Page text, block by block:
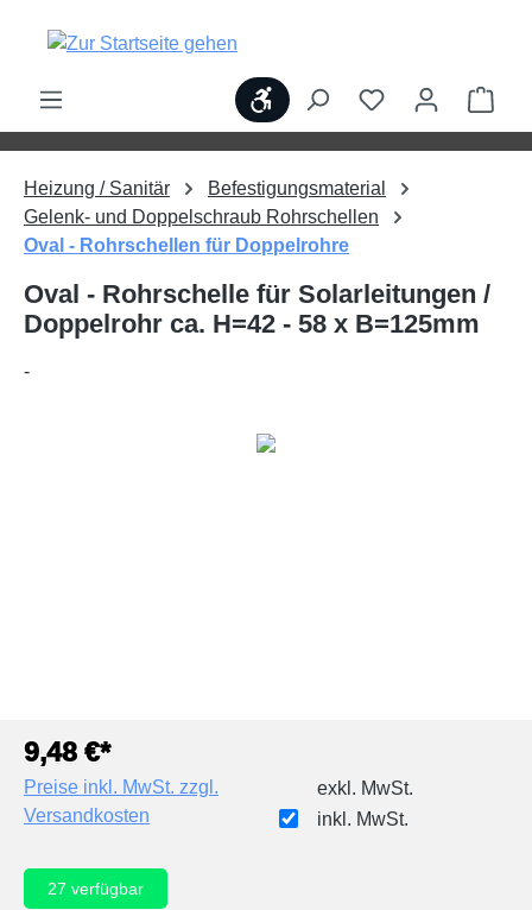
springen
Werkzeugleiste anzeigen
Heizung / Sanitär
Befestigungsmaterial
Gelenk- und Doppelschraub Rohrschellen
Oval - Rohrschellen für Doppelrohre
Oval - Rohrschelle für Solarleitungen /
Doppelrohr ca. H=42 - 58 x B=125mm
-
9,48 €*
Preise inkl. MwSt. zzgl.
Versandkosten
exkl. MwSt.
inkl. MwSt.
27 verfügbar